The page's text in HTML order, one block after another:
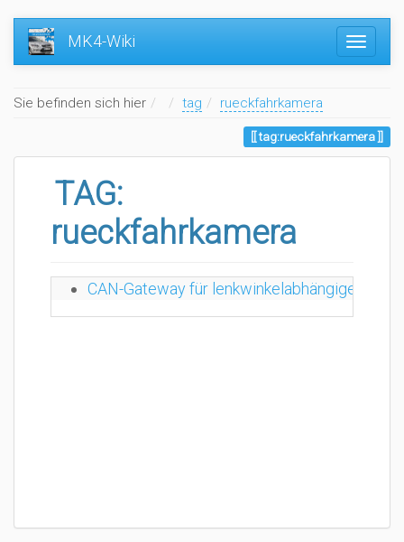
MK4-Wiki
Sie befinden sich hier Home
tag rueckfahrkamera
tag:rueckfahrkamera
TAG:
rueckfahrkamera
CAN-Gateway für lenkwinkelabhängige